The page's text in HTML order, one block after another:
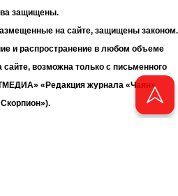
защищены.
на сайте, защищены законом.
и распространение в любом объеме
возможна только с письменного
«Редакция журнала «Чаян»
агентства по печати и массовым